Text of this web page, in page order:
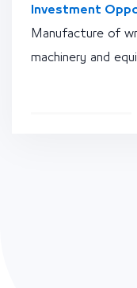
Investment
Manufacture of
machinery and